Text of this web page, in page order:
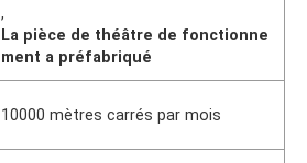
,
La pièce de théâtre de fonctionne
ment a préfabriqué
10000 mètres carrés par mois